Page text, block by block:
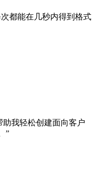
都能在几秒内得到格式
助我轻松创建面向客户
”